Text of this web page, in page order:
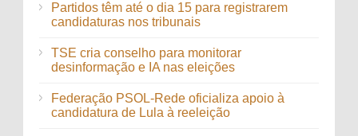
Partidos têm até o dia 15 para registrarem
candidaturas nos tribunais
TSE cria conselho para monitorar
desinformação e IA nas eleições
Federação PSOL-Rede oficializa apoio à
candidatura de Lula à reeleição